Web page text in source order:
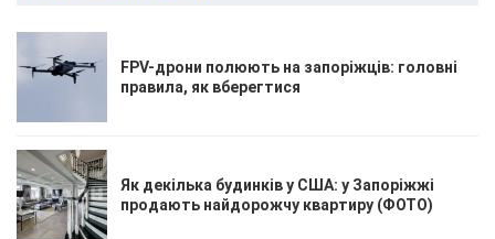
FPV-дрони полюють на запоріжців: головні
правила, як вберегтися
Як декілька будинків у США: у Запоріжжі
продають найдорожчу квартиру (ФОТО)